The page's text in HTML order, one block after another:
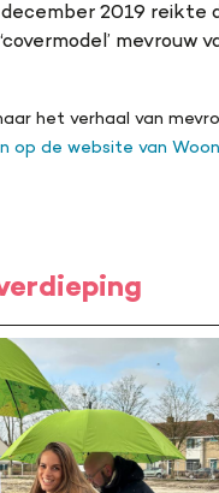
december 2019
mevrouw
het verhaal van
op de website van